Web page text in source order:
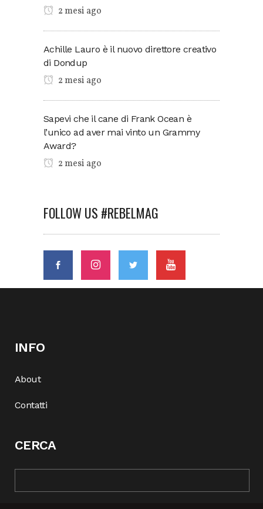
2 mesi ago
Achille Lauro è il nuovo direttore creativo
di Dondup
2 mesi ago
Sapevi che il cane di Frank Ocean è
l’unico ad aver mai vinto un Grammy
Award?
2 mesi ago
FOLLOW US #REBELMAG
INFO
About
Contatti
CERCA